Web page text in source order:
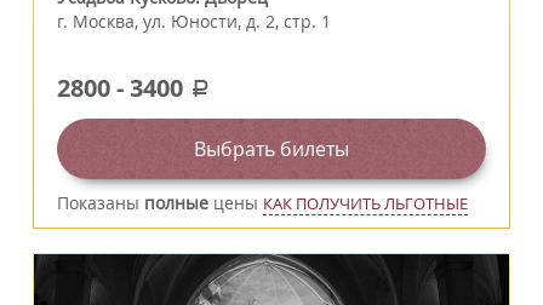
г. Москва, ул. Юности, д. 2, стр. 1
2800-3400 a
Выбрать билеты
Показаны полные цены КАК ПОЛУЧИТЬ ЛЬГОТНЫЕ